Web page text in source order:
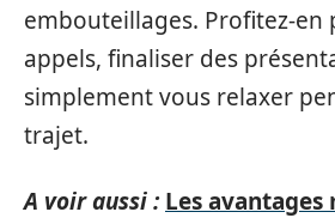
embouteillages. Profitez-en
appels, finaliser des
simplement vous relaxer
trajet.
A voir aussi : Les avantages